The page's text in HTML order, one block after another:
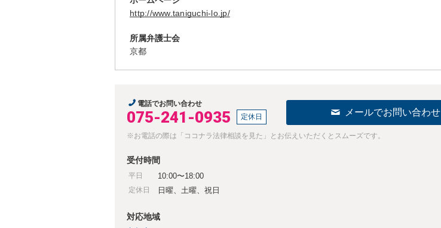
http://www.taniguchi-lo.jp/
所属弁護士会
京都
電話でお問い合わせ
075-241-0935 定休日 メールでお問い合わせ
※お電話の際は「ココナラ法律相談を見た」とお伝えいただくとスムーズです。
受付時間
平日 10:00〜18:00
定休日 日曜、土曜、祝日
対応地域